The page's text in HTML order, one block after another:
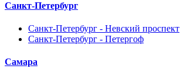
Санкт-Петербург
Санкт-Петербург - Невский проспект
Санкт-Петербург - Петергоф
Самара